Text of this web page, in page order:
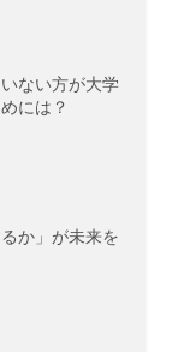
ない方が大学
には？
か」が未来を